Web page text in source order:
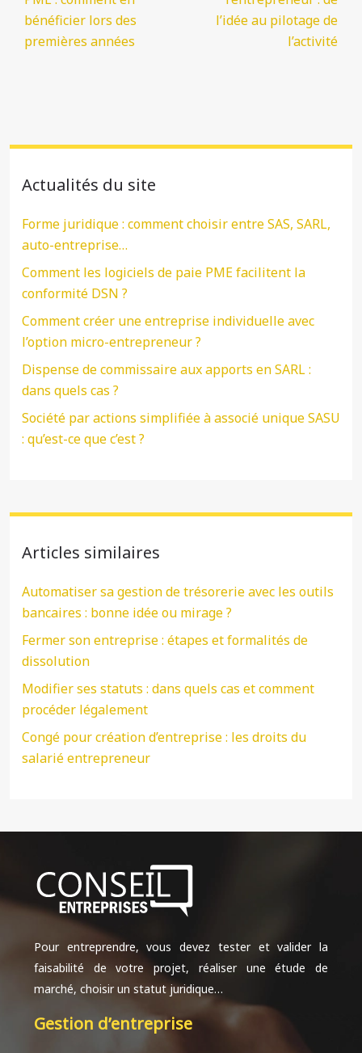
bénéficier lors des
premières années
l’idée au pilotage de
l’activité
Actualités du site
Forme juridique : comment choisir entre SAS, SARL,
auto-entreprise…
Comment les logiciels de paie PME facilitent la
conformité DSN ?
Comment créer une entreprise individuelle avec
l’option micro-entrepreneur ?
Dispense de commissaire aux apports en SARL :
dans quels cas ?
Société par actions simplifiée à associé unique SASU
: qu’est-ce que c’est ?
Articles similaires
Automatiser sa gestion de trésorerie avec les outils
bancaires : bonne idée ou mirage ?
Fermer son entreprise : étapes et formalités de
dissolution
Modifier ses statuts : dans quels cas et comment
procéder légalement
Congé pour création d’entreprise : les droits du
salarié entrepreneur
Pour entreprendre, vous devez tester et valider la
faisabilité de votre projet, réaliser une étude de
marché, choisir un statut juridique…
Gestion d’entreprise